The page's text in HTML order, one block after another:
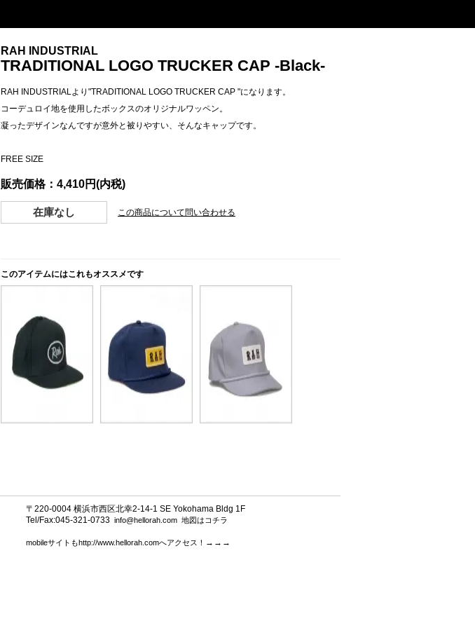
RAH INDUSTRIAL
TRADITIONAL LOGO TRUCKER CAP -Black-
RAH INDUSTRIALより"TRADITIONAL LOGO TRUCKER CAP "になります。
コーデュロイ地を使用したボックスのオリジナルワッペン。
凝ったデザインなんですが意外と被りやすい、そんなキャップです。
FREE SIZE
販売価格：4,410円(内税)
在庫なし この商品について問い合わせる
このアイテムにはこれもオススメです
〒220-0004 横浜市西区北幸2-14-1 SE Yokohama Bldg 1F
Tel/Fax:045-321-0733 info@hellorah.com 地図はコチラ
mobileサイトもhttp://www.hellorah.comへアクセス！ →→→